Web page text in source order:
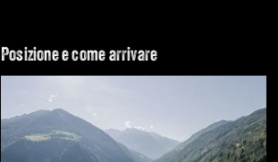
Posizione e come arrivare